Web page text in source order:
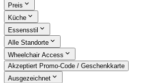
Preis
Küche
Essensstil
Alle Standorte
Wheelchair Access
Akzeptiert Promo-Code / Geschenkkarte
Ausgezeichnet